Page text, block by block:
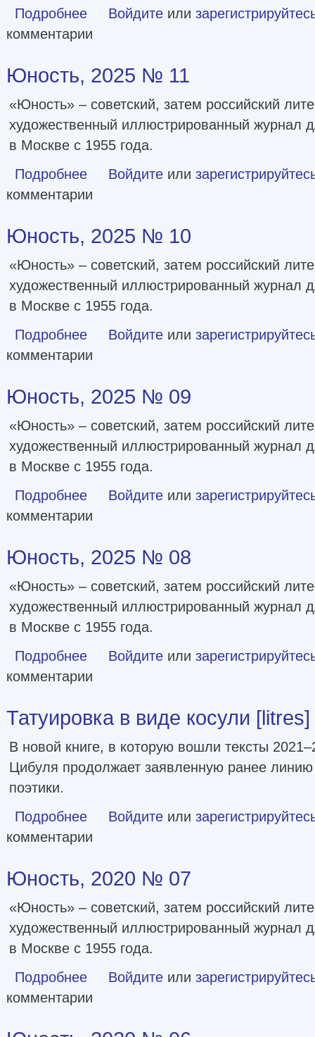
Подробнее о Юность, 2025 № 12
Войдите или
комментарии
Юность, 2025 № 11
«Юность» – советский, затем российский
художественный иллюстрированный журнал
в Москве с 1955 года.
Подробнее о Юность, 2025 № 11
Войдите или
комментарии
Юность, 2025 № 10
«Юность» – советский, затем российский
художественный иллюстрированный журнал
в Москве с 1955 года.
Подробнее о Юность, 2025 № 10
Войдите или
комментарии
Юность, 2025 № 09
«Юность» – советский, затем российский
художественный иллюстрированный журнал
в Москве с 1955 года.
Подробнее о Юность, 2025 № 09
Войдите или
комментарии
Юность, 2025 № 08
«Юность» – советский, затем российский
художественный иллюстрированный журнал
в Москве с 1955 года.
Подробнее о Юность, 2025 № 08
Войдите или
комментарии
Татуировка в виде косули [litres]
В новой книге, в которую вошли тексты
Цибуля продолжает заявленную ранее линию
поэтики.
Подробнее о Татуировка в виде косули [litres]
Войдите или
комментарии
Юность, 2020 № 07
«Юность» – советский, затем российский
художественный иллюстрированный журнал
в Москве с 1955 года.
Подробнее о Юность, 2020 № 07
Войдите или
комментарии